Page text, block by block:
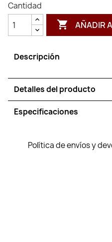
Cantidad
 AÑADIR
Descripción
Detalles del producto
Especificaciones
Política de envíos y